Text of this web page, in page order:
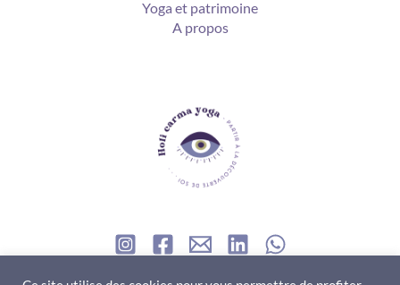
Yoga et patrimoine
A propos